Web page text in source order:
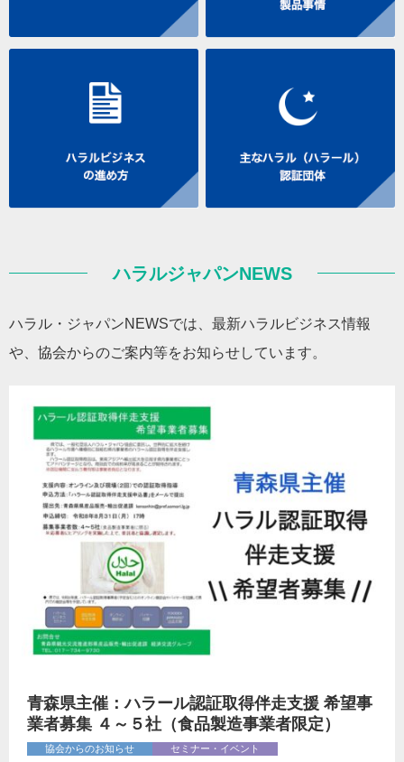
ハラルジャパンNEWS
ハラル・ジャパンNEWSでは、最新ハラルビジネス情報
や、協会からのご案内等をお知らせしています。
青森県主催：ハラール認証取得伴走支援 希望事
業者募集 ４～５社（食品製造事業者限定）
協会からのお知らせ セミナー・イベント